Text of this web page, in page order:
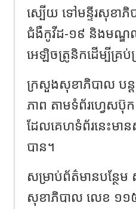
ស្បើយ ទៅមន្ទីរសុខាភិប
ជំងឺកូវីដ-១៩ និងមណ្ឌ
អេឡិចត្រូនិកដើម្បីគ្រប់
ក្រសួងសុខាភិបាល បន្
ភាព តាមទំព័រហ្វេស
ដែលគេហទំព័រនេះមា
បាន។
សម្រាប់ព័ត៌មានបន្ថែ
សុខាភិបាល លេខ ១១